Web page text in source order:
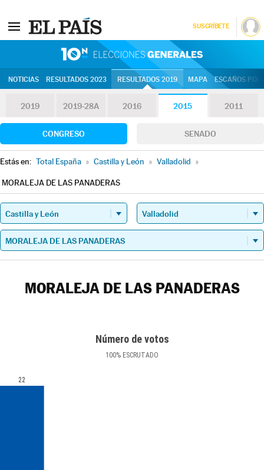
SUSCRÍBETE
NOTICIAS RESULTADOS 2023 RESULTADOS 2019 MAPA ESCAÑOS
2019 2019-28A 2016 2015 2011
CONGRESO SENADO
Estás en: Total España » Castilla y León » Valladolid »
MORALEJA DE LAS PANADERAS
MORALEJA DE LAS PANADERAS
Número de votos
100% ESCRUTADO
22